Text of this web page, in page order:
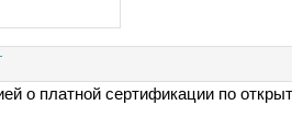
о платной сертификации по